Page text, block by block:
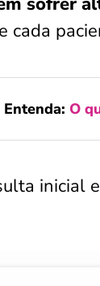
cada
Entenda: O
inicial